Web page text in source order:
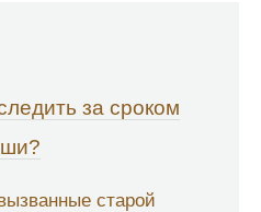
за сроком
старой